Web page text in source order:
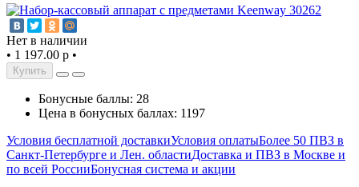
Нет в наличии
• 1 197.00 р •
Купить
Бонусные баллы: 28
Цена в бонусных баллах: 1197
Условия бесплатной доставкиУсловия оплатыБолее 50 ПВЗ в
Санкт-Петербурге и Лен. областиДоставка и ПВЗ в Москве и
по всей РоссииБонусная система и акции